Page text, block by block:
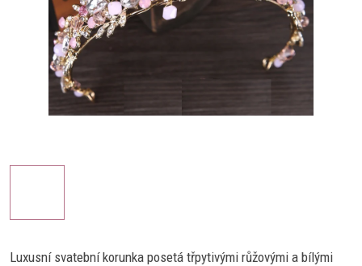
Luxusní svatební korunka posetá třpytivými růžovými a bílými